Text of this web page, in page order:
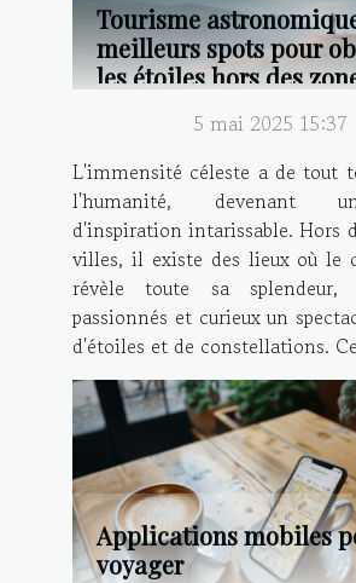
Tourisme
meilleurs spots pour
les étoiles hors des
5 mai 2025 15:37
L'immensité céleste a de tout
l'humanité, devenant
d'inspiration intarissable. Hors
villes, il existe des lieux où le
révèle toute sa
passionnés et curieux un
d'étoiles et de constellations.
Applications mobiles
voyager